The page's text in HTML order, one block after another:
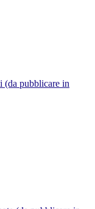
pubblicare in